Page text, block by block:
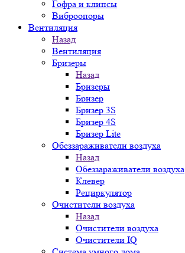
Гофра и клипсы
Виброопоры
Вентиляция
Назад
Вентиляция
Бризеры
Назад
Бризеры
Бризер
Бризер 3S
Бризер 4S
Бризер Lite
Обеззараживатели воздуха
Назад
Обеззараживатели воздуха
Клевер
Рециркулятор
Очистители воздуха
Назад
Очистители воздуха
Очистители IQ